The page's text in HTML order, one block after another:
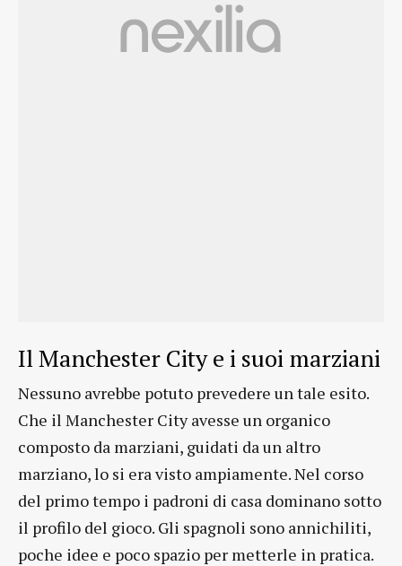
Il Manchester City e i suoi marziani
Nessuno avrebbe potuto prevedere un tale esito.
Che il Manchester City avesse un organico
composto da marziani, guidati da un altro
marziano, lo si era visto ampiamente. Nel corso
del primo tempo i padroni di casa dominano sotto
il profilo del gioco. Gli spagnoli sono annichiliti,
poche idee e poco spazio per metterle in pratica.